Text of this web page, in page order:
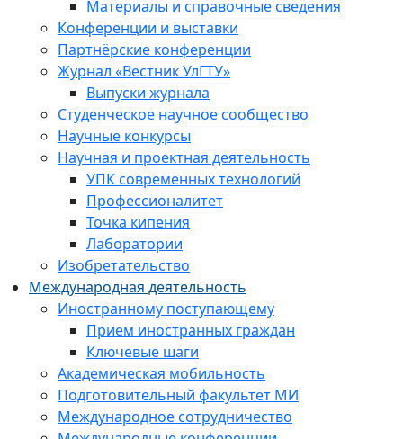
Материалы и справочные сведения
Конференции и выставки
Партнёрские конференции
Журнал «Вестник УлГТУ»
Выпуски журнала
Студенческое научное сообщество
Научные конкурсы
Научная и проектная деятельность
УПК современных технологий
Профессионалитет
Точка кипения
Лаборатории
Изобретательство
Международная деятельность
Иностранному поступающему
Прием иностранных граждан
Ключевые шаги
Академическая мобильность
Подготовительный факультет МИ
Международное сотрудничество